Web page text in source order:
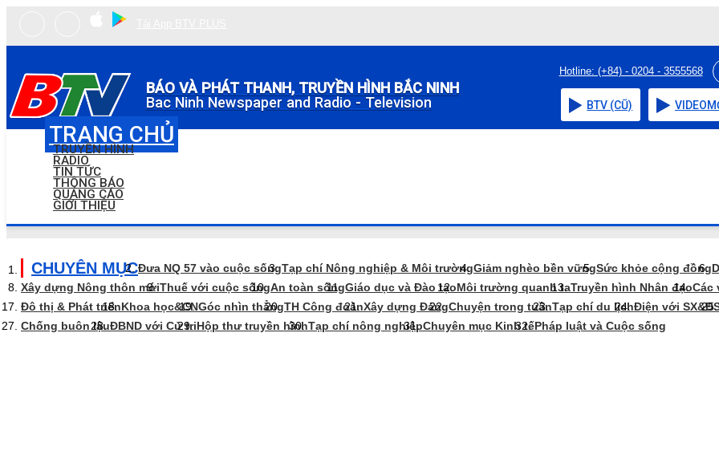
BÁO VÀ PHÁT THANH, TRUYỀN HÌNH BẮC NINH
Bac Ninh Newspaper and Radio - Television
Hotline: (+84) - 0204 - 3555568
BTV (CŨ) VIDEO
TRANG CHỦ
TRUYỀN HÌNH
RADIO
TIN TỨC
THÔNG BÁO
QUẢNG CÁO
GIỚI THIỆU
CHUYÊN MỤCĐưa NQ 57 vào cuộc sốngTạp chí Nông nghiệp & Môi trườngGiảm nghèo bền vữngSức khỏe cộng đồng
Xây dựng Nông thôn mớiThuế với cuộc sốngAn toàn sốngGiáo dục và Đào tạoMôi trường quanh taTruyền hình Nhân đạoCác
Đô thị & Phát triểnKhoa học&CNGóc nhìn thẳngTH Công đoànXây dựng ĐảngChuyện trong tuầnTạp chí du lịchĐiện với
Chống buôn lậuĐBND với Cử triHộp thư truyền hìnhTạp chí nông nghiệpChuyên mục Kinh tếPháp luật và Cuộc sống